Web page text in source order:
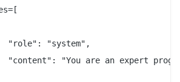
"role": "system",
"content": "You are an expert